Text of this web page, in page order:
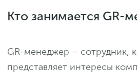
Кто занимается GR-
GR-менеджер – сотрудник,
представляет интересы